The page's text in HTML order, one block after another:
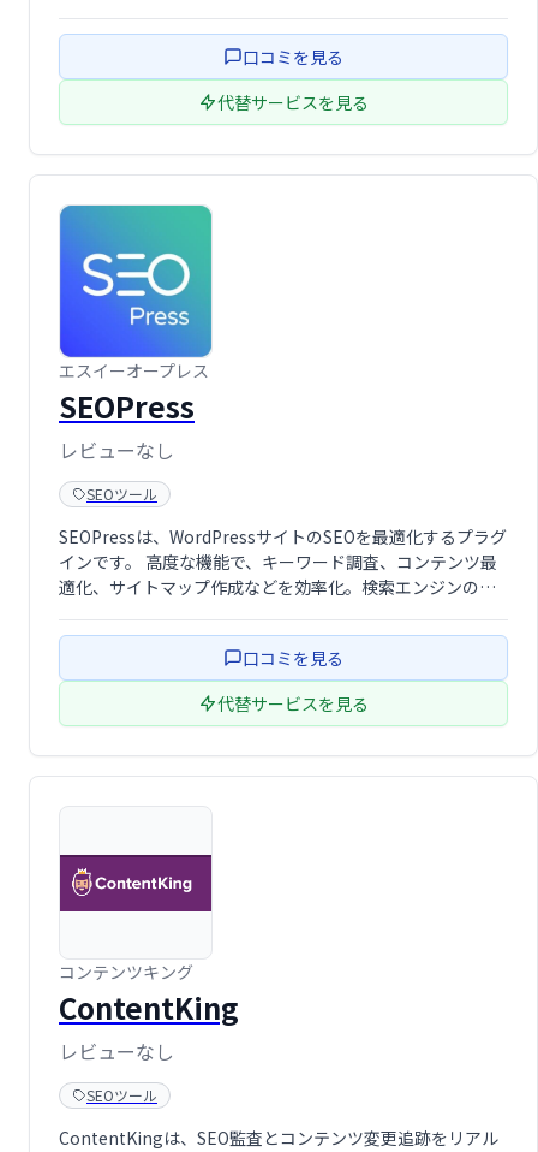
の検索順位向上を目指せます。 時間を節約し、集客効果を
高めたい方におすすめで …口コミを見る
代替サービスを見る
エスイーオープレス
SEOPress
レビューなし
SEOツール
SEOPressは、WordPressサイトのSEOを最適化するプラグ
インです。 高度な機能で、キーワード調査、コンテンツ最
適化、サイトマップ作成などを効率化。検索エンジンのラ
と有料版があり、ニーズに合わせたプランを選択可能。手
口コミを見る
代替サービスを見る
コンテンツキング
ContentKing
レビューなし
SEOツール
ContentKingは、SEO監査とコンテンツ変更追跡をリアル